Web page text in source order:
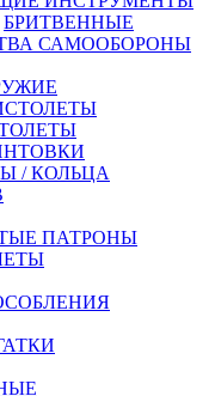
БРИТВЕННЫЕ
САМООБОРОНЫ
/ КОЛЬЦА
ПАТРОНЫ